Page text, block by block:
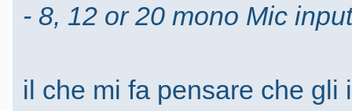
- 8, 12 or 20 mono Mic
il che mi fa pensare che